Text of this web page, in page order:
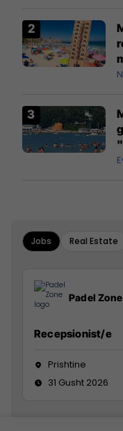
Jobs Real Estate
Padel Zone
Recepsionist/e
Prishtine
31 Gusht 2026